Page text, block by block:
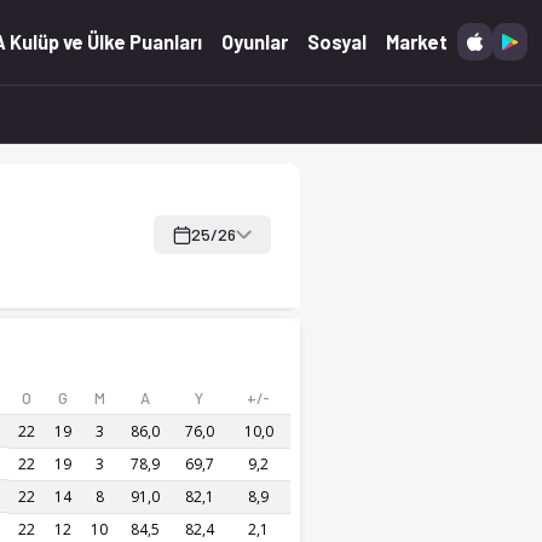
ve anlık güncellemeler.
Kulüp ve Ülke Puanları Oyunlar Sosyal Market
25/26
O G M A Y +/-
22 19 3 86,0 76,0 10,0
22 19 3 78,9 69,7 9,2
22 14 8 91,0 82,1 8,9
22 12 10 84,5 82,4 2,1